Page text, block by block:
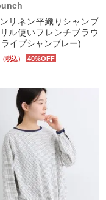
リネン平織りシャンブ
ル使いフレンチブラウ
イプシャンブレー)
（税込） 40%OFF